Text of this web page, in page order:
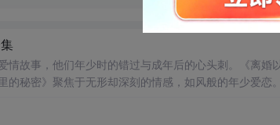
情故事，他们年少时的错过与成年后的心头刺。《离婚
秘密》聚焦于无形却深刻的情感，如风般的年少爱恋。